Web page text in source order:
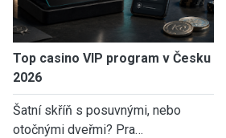
Top casino VIP program v Česku
2026
Šatní skříň s posuvnými, nebo
otočnými dveřmi? Pra…